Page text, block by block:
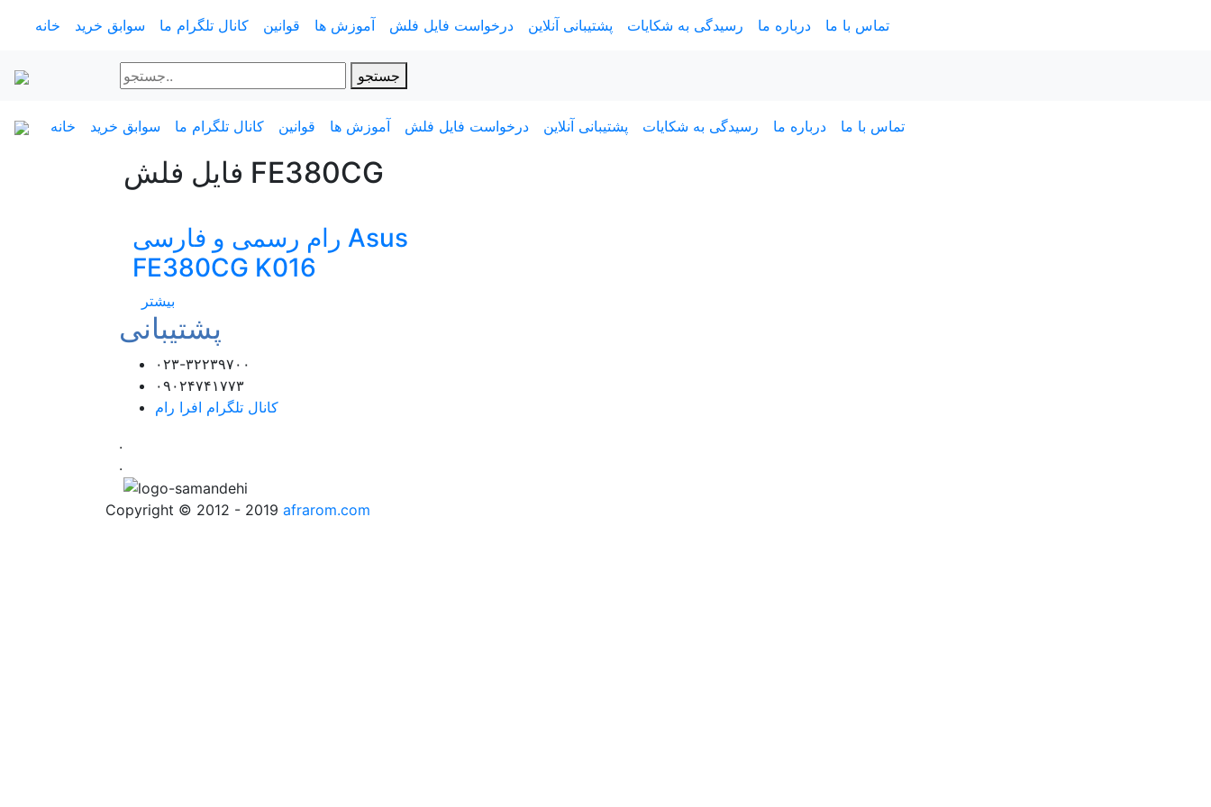
خانه سوابق خرید کانال تلگرام ما قوانین آموزش ها درخواست فایل فلش پشتیبانی آنلاین رسیدگی به شکایات درباره ما تماس با ما
جستجو
خانه سوابق خرید کانال تلگرام ما قوانین آموزش ها درخواست فایل فلش پشتیبانی آنلاین رسیدگی به شکایات درباره ما تماس با ما
فایل فلش FE380CG
رام رسمی و فارسی Asus
FE380CG K016
بیشتر
پشتیبانی
۰۲۳-۳۲۲۳۹۷۰۰
۰۹۰۲۴۷۴۱۷۷۳
کانال تلگرام افرا رام
.
.
Copyright © 2012 - 2019 afrarom.com